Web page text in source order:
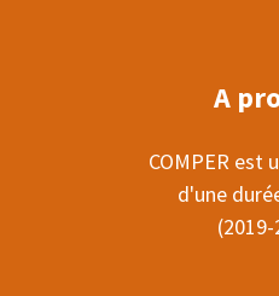
A
COMPER est
d'une